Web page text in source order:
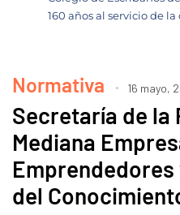
160 años al servicio de
Normativa 16 mayo,
Secretaría de la
Mediana
Emprendedores
del